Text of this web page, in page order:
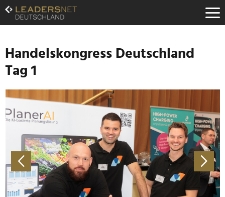
Zum
Inhalt
Zur
Navigation
Zur
Hauptnavigation
Handelskongress Deutschland
Tag 1